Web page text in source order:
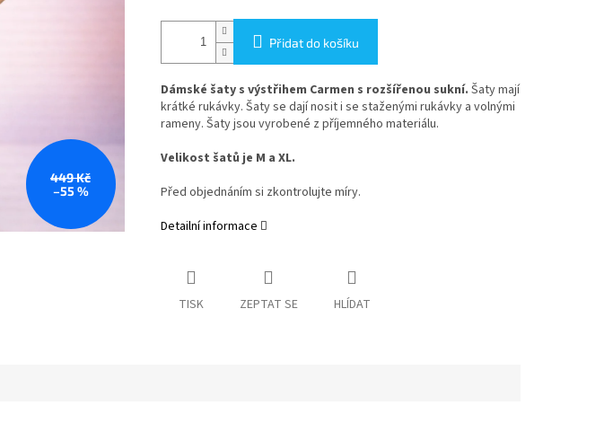
449 Kč
–55 %
Přidat do košíku
Dámské šaty s výstřihem Carmen s rozšířenou sukní. Šaty mají
krátké rukávky. Šaty se dají nosit i se staženými rukávky a volnými
rameny. Šaty jsou vyrobené z příjemného materiálu.
Velikost šatů je M a XL.
Před objednáním si zkontrolujte míry.
Detailní informace
TISK ZEPTAT SE HLÍDAT